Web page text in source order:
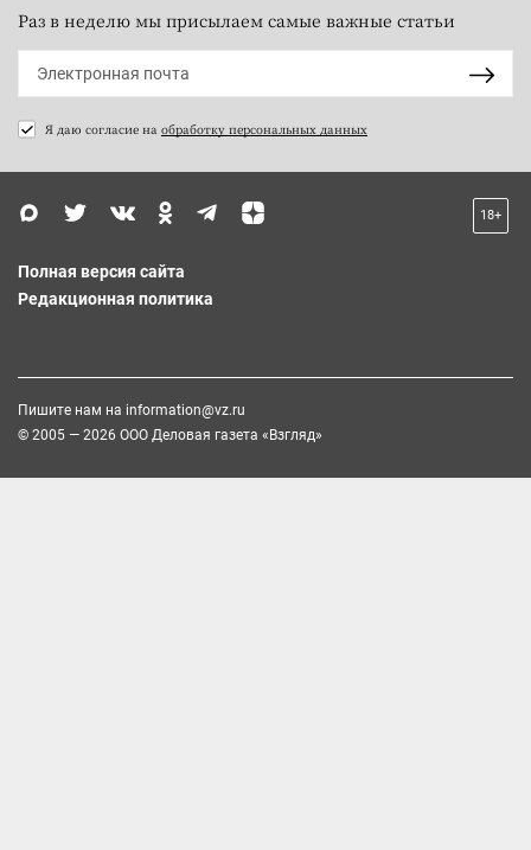
Раз в неделю мы присылаем самые важные статьи
Я даю согласие на обработку персональных данных
18+
Полная версия сайта
Редакционная политика
Пишите нам на information@vz.ru
© 2005 — 2026 ООО Деловая газета «Взгляд»